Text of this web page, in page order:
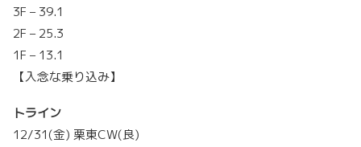
3F – 39.1
2F – 25.3
1F – 13.1
【入念な乗り込み】
トライン
12/31(金) 栗東CW(良)